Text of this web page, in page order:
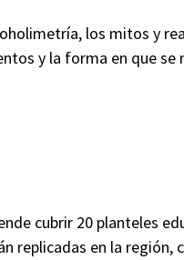
los mitos y
y la forma en que se
cubrir 20 planteles
replicadas en la región,